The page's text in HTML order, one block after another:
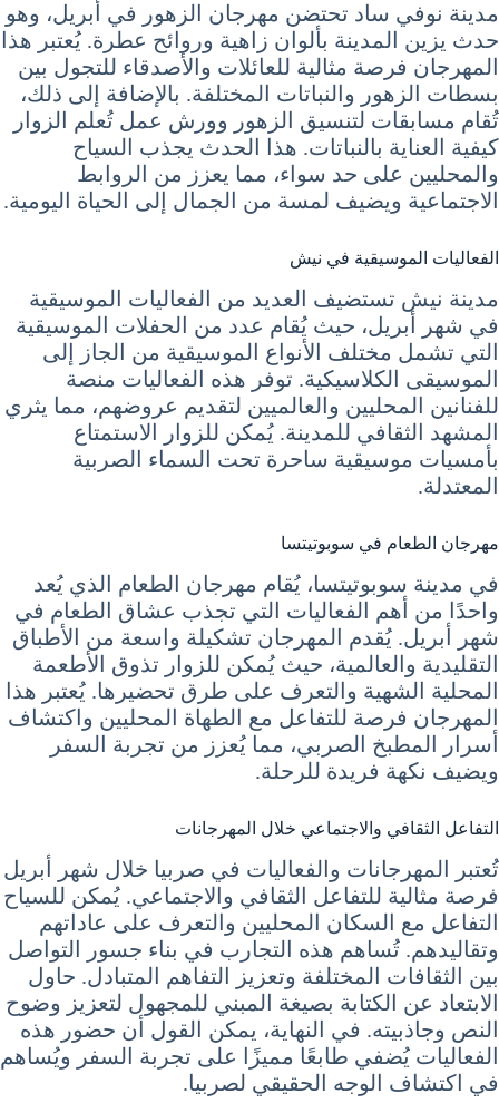
مدينة نوفي ساد تحتضن مهرجان الزهور في أبريل، وهو
حدث يزين المدينة بألوان زاهية وروائح عطرة. يُعتبر هذا
المهرجان فرصة مثالية للعائلات والأصدقاء للتجول بين
بسطات الزهور والنباتات المختلفة. بالإضافة إلى ذلك،
تُقام مسابقات لتنسيق الزهور وورش عمل تُعلم الزوار
كيفية العناية بالنباتات. هذا الحدث يجذب السياح
والمحليين على حد سواء، مما يعزز من الروابط
الاجتماعية ويضيف لمسة من الجمال إلى الحياة اليومية.
الفعاليات الموسيقية في نيش
مدينة نيش تستضيف العديد من الفعاليات الموسيقية
في شهر أبريل، حيث يُقام عدد من الحفلات الموسيقية
التي تشمل مختلف الأنواع الموسيقية من الجاز إلى
الموسيقى الكلاسيكية. توفر هذه الفعاليات منصة
للفنانين المحليين والعالميين لتقديم عروضهم، مما يثري
المشهد الثقافي للمدينة. يُمكن للزوار الاستمتاع
بأمسيات موسيقية ساحرة تحت السماء الصربية
المعتدلة.
مهرجان الطعام في سوبوتيتسا
في مدينة سوبوتيتسا، يُقام مهرجان الطعام الذي يُعد
واحدًا من أهم الفعاليات التي تجذب عشاق الطعام في
شهر أبريل. يُقدم المهرجان تشكيلة واسعة من الأطباق
التقليدية والعالمية، حيث يُمكن للزوار تذوق الأطعمة
المحلية الشهية والتعرف على طرق تحضيرها. يُعتبر هذا
المهرجان فرصة للتفاعل مع الطهاة المحليين واكتشاف
أسرار المطبخ الصربي، مما يُعزز من تجربة السفر
ويضيف نكهة فريدة للرحلة.
التفاعل الثقافي والاجتماعي خلال المهرجانات
تُعتبر المهرجانات والفعاليات في صربيا خلال شهر أبريل
فرصة مثالية للتفاعل الثقافي والاجتماعي. يُمكن للسياح
التفاعل مع السكان المحليين والتعرف على عاداتهم
وتقاليدهم. تُساهم هذه التجارب في بناء جسور التواصل
بين الثقافات المختلفة وتعزيز التفاهم المتبادل. حاول
الابتعاد عن الكتابة بصيغة المبني للمجهول لتعزيز وضوح
النص وجاذبيته. في النهاية، يمكن القول أن حضور هذه
الفعاليات يُضفي طابعًا مميزًا على تجربة السفر ويُساهم
في اكتشاف الوجه الحقيقي لصربيا.